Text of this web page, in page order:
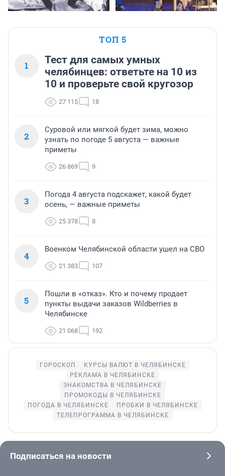
ТОП 5
1
Тест для самых умных
челябинцев: ответьте на 10 из
10 и проверьте свой кругозор
27 115 18
2
Суровой или мягкой будет зима, можно
узнать по погоде 5 августа — важные
приметы
26 869 9
3
Погода 4 августа подскажет, какой будет
осень, — важные приметы
25 378 8
4
Военком Челябинской области ушел на СВО
21 383 107
5
Пошли в «отказ». Кто и почему продает
пункты выдачи заказов Wildberries в
Челябинске
21 068 192
ГОРОСКОП
КУРСЫ ВАЛЮТ В ЧЕЛЯБИНСКЕ
РЕКЛАМА В ЧЕЛЯБИНСКЕ
ЗНАКОМСТВА В ЧЕЛЯБИНСКЕ
ПРОМОКОДЫ В ЧЕЛЯБИНСКЕ
ПОГОДА В ЧЕЛЯБИНСКЕ
ПРОБКИ В ЧЕЛЯБИНСКЕ
ТЕЛЕПРОГРАММА В ЧЕЛЯБИНСКЕ
Подписаться на новости